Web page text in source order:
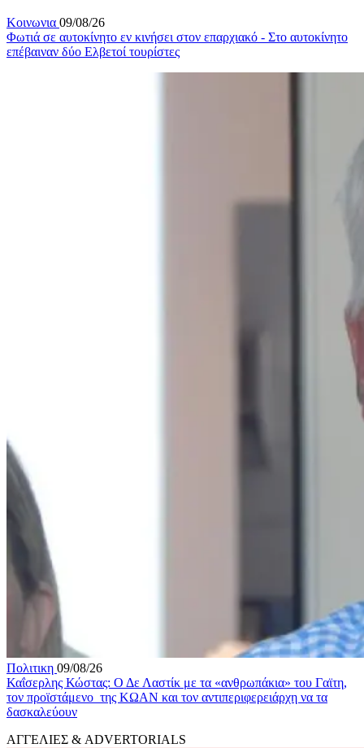
Κοινωνια 09/08/26
Φωτιά σε αυτοκίνητο εν κινήσει στον επαρχιακό - Στο αυτοκίνητο
επέβαιναν δύο Ελβετοί τουρίστες
Πολιτικη 09/08/26
Καΐσερλης Κώστας: Ο Δε Λαστίκ με τα «ανθρωπάκια» του Γαϊτη,
τον προϊστάμενο της ΚΩΑΝ και τον αντιπεριφερειάρχη να τα
δασκαλεύουν
ΑΓΓΕΛΙΕΣ & ADVERTORIALS